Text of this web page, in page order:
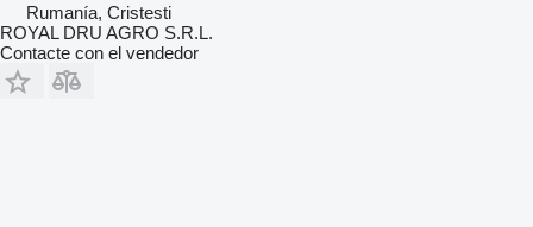
Rumanía, Cristesti
ROYAL DRU AGRO S.R.L.
Contacte con el vendedor